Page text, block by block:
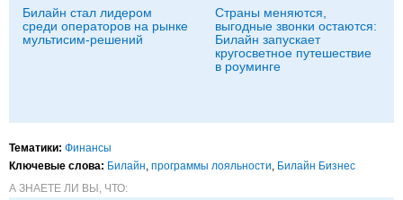
Билайн стал лидером
среди операторов на рынке
мультисим-решений
Страны меняются,
выгодные звонки остаются:
Билайн запускает
кругосветное путешествие
в роуминге
Тематики: Финансы
Ключевые слова: Билайн, программы лояльности, Билайн Бизнес
А ЗНАЕТЕ ЛИ ВЫ, ЧТО: